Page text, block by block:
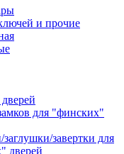
и прочие
для "финских"
завертки для
дверей